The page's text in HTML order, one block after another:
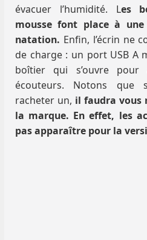
évacuer l’humidité. Les
mousse font place à
natation. Enfin, l’écrin ne
de charge : un port USB A
boîtier qui s’ouvre
écouteurs. Notons que
racheter un, il faudra vous
la marque. En effet, les
pas apparaître pour la